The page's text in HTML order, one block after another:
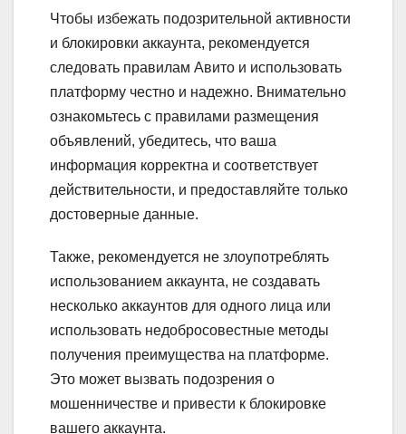
Чтобы избежать подозрительной активности
и блокировки аккаунта, рекомендуется
следовать правилам Авито и использовать
платформу честно и надежно. Внимательно
ознакомьтесь с правилами размещения
объявлений, убедитесь, что ваша
информация корректна и соответствует
действительности, и предоставляйте только
достоверные данные.
Также, рекомендуется не злоупотреблять
использованием аккаунта, не создавать
несколько аккаунтов для одного лица или
использовать недобросовестные методы
получения преимущества на платформе.
Это может вызвать подозрения о
мошенничестве и привести к блокировке
вашего аккаунта.